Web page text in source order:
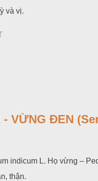
và vị.
- VỪNG ĐEN
indicum L. Họ vừng –
thận.